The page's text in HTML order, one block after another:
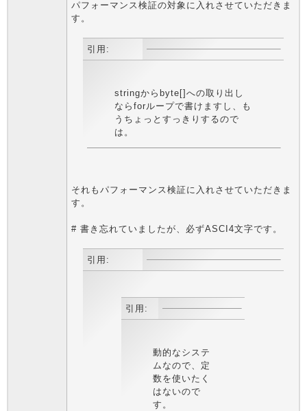
パフォーマンス検証の対象に入れさせていただきま
す。
引用:
stringからbyte[]への取り出し
ならforループで書けますし、も
うちょっとすっきりするので
は。
それもパフォーマンス検証に入れさせていただきま
す。
# 書き忘れていましたが、必ずASCI4文字です。
引用:
引用:
動的なシステ
ムなので、定
数を使いたく
はないので
す。